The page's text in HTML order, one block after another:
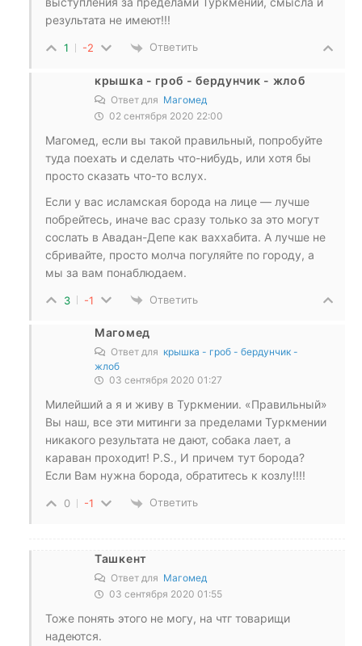
результата не имеют!!!
1 -2 Ответить
крышка - гроб - бердунчик - жлоб
Ответ для Магомед
02 сентября 2020 22:00
Магомед, если вы такой правильный, попробуйте
туда поехать и сделать что-нибудь, или хотя бы
просто сказать что-то вслух.
Если у вас исламская борода на лице — лучше
побрейтесь, иначе вас сразу только за это могут
сослать в Авадан-Депе как ваххабита. А лучше не
сбривайте, просто молча погуляйте по городу, а
мы за вам понаблюдаем.
3 -1 Ответить
Магомед
Ответ для крышка - гроб - бердунчик -
жлоб
03 сентября 2020 01:27
Милейший а я и живу в Туркмении. «Правильный»
Вы наш, все эти митинги за пределами Туркмении
никакого результата не дают, собака лает, а
караван проходит! P.S., И причем тут борода?
Если Вам нужна борода, обратитесь к козлу!!!!
0 -1 Ответить
Ташкент
Ответ для Магомед
03 сентября 2020 01:55
Тоже понять этого не могу, на чтг товарищи
надеются.